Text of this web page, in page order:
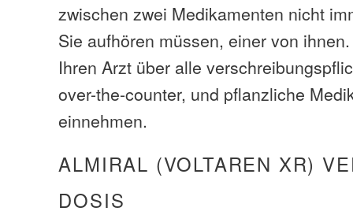
zwischen zwei Medikamenten nicht
Sie aufhören müssen, einer von
Ihren Arzt über alle
over-the-counter, und pflanzliche
einnehmen.
ALMIRAL (VOLTAREN XR)
DOSIS